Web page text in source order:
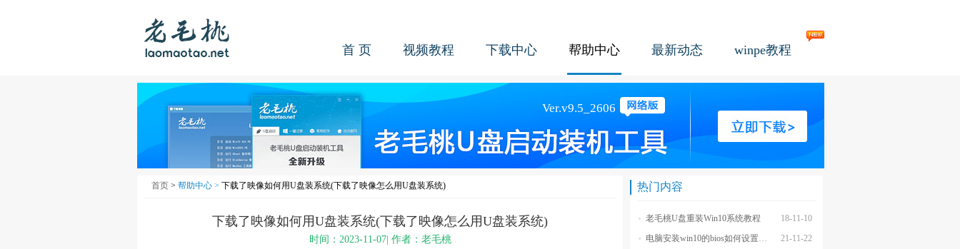
首 页 视频教程 下载中心 帮助中心 最新动态 winpe教程
首页 > 帮助中心 > 下载了映像如何用U盘装系统(下载了映像怎么用U盘装系统)
下载了映像如何用U盘装系统(下载了映像怎么用U盘装系统)
时间：2023-11-07| 作者：老毛桃
热门内容
18-11-10
老毛桃U盘重装Win10系统教程
21-11-22
电脑安装win10的bios如何设置u盘图文教程